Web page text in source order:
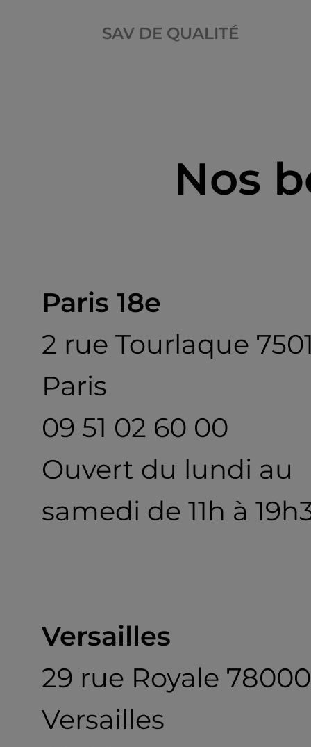
SAV DE QUALITÉ
Nos
Paris 18e
2 rue Tourlaque
Paris
09 51 02 60 00
Ouvert du lundi au
samedi de 11h à
Versailles
29 rue Royale 78000
Versailles